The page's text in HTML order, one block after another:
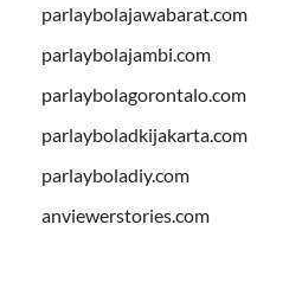
parlaybolajawabarat.com
parlaybolajambi.com
parlaybolagorontalo.com
parlayboladkijakarta.com
parlayboladiy.com
anviewerstories.com